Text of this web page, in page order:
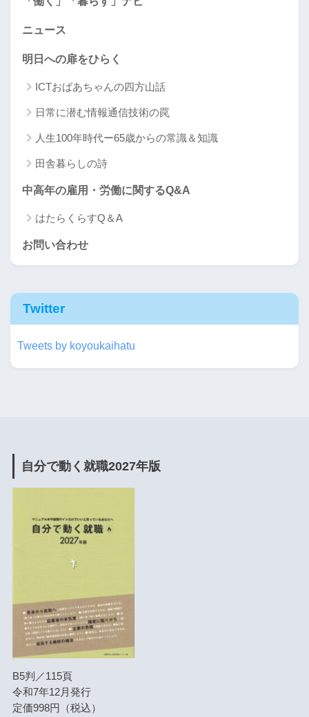
ニュース
明日への扉をひらく
ICTおばあちゃんの四方山話
日常に潜む情報通信技術の罠
人生100年時代ー65歳からの常識＆知識
田舎暮らしの詩
中高年の雇用・労働に関するQ&A
はたらくらすQ＆A
お問い合わせ
Twitter
Tweets by koyoukaihatu
自分で動く就職2027年版
B5判／115頁
令和7年12月発行
定価998円（税込）